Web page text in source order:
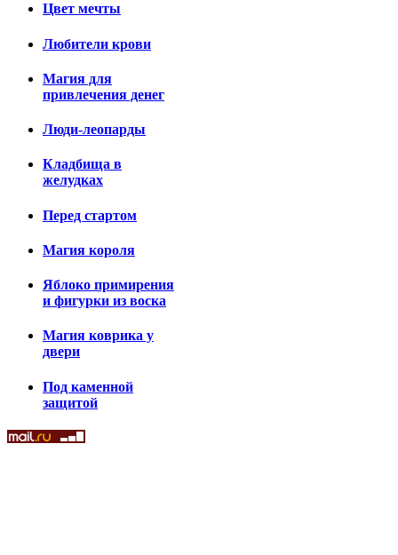
Цвет мечты
Любители крови
Магия для
привлечения денег
Люди-леопарды
Кладбища в
желудках
Перед стартом
Магия короля
Яблоко примирения
и фигурки из воска
Магия коврика у
двери
Под каменной
защитой